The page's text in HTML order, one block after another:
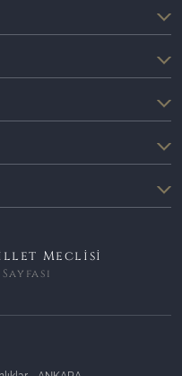
Meclisi